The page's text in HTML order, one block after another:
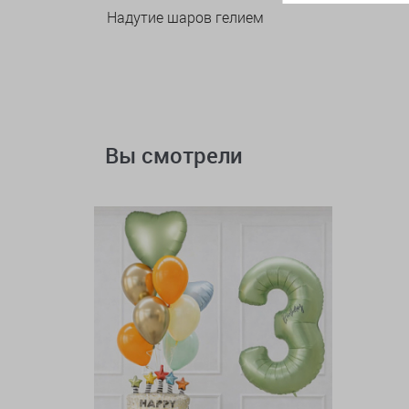
Надутие шаров гелием
Вы смотрели